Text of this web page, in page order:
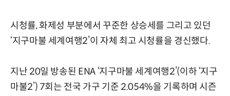
시청률, 화제성 부분에서 꾸준한 상승세를 그리고 있던
‘지구마불 세계여행2’이 자체 최고 시청률을 경신했다.
지난 20일 방송된 ENA ‘지구마불 세계여행2’(이하 ‘지구
마불2’) 7회는 전국 가구 기준 2.054%을 기록하며 시즌